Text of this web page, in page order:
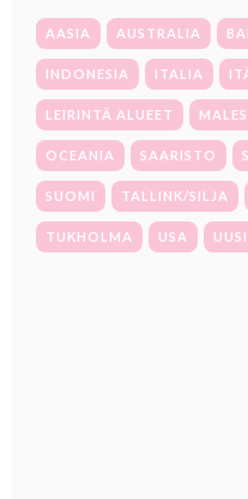
AASIA AUSTRALIA
INDONESIA ITALIA
LEIRINTÄ ALUEET
OCEANIA SAARISTO
SUOMI TALLINK/SILJA
TUKHOLMA USA